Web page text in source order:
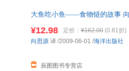
洋海岸,然后到南美,之后在阿根
底高清图片，时刻吸引孩子眼
里？是不是说了也糊涂？书
大鱼吃小鱼——食物链的故事 向
¥12.98 定价： ¥162.00 (0.81折)
辰图图书专营店
向思源 译 /2009-06-01 /海洋出版社